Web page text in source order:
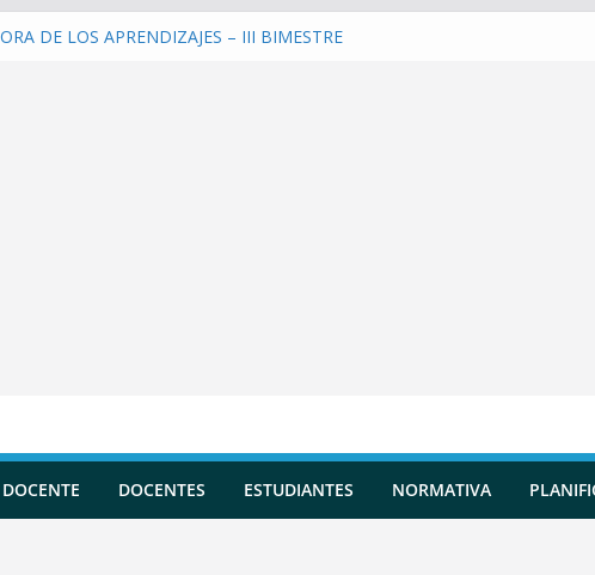
DE LOS APRENDIZAJES – III BIMESTRE
DOCENTE DOCENTES ESTUDIANTES NORMATIVA